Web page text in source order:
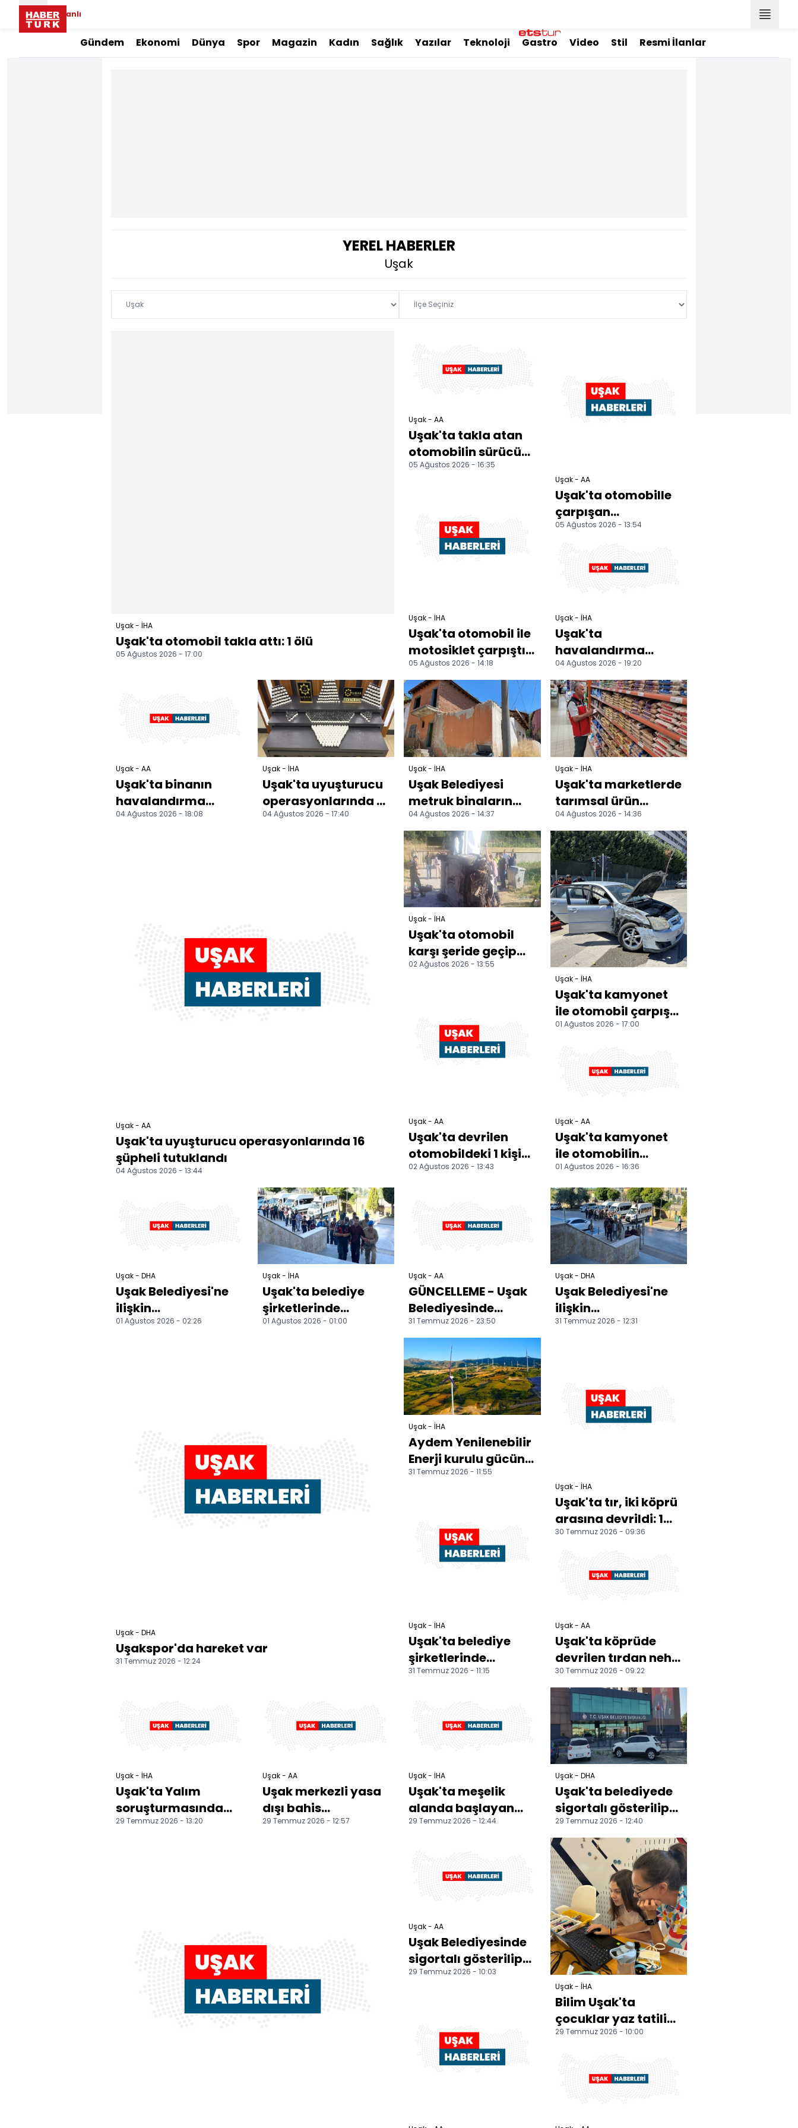
Canlı
Gündem Ekonomi Dünya Spor Magazin Kadın Sağlık Yazılar Teknoloji Gastro Video Stil Resmi İlanlar
YEREL HABERLER
Uşak
Uşak - İHA
Uşak'ta otomobil takla attı: 1 ölü
05 Ağustos 2026 - 17:00
Uşak - AA
Uşak'ta takla atan
otomobilin sürücüsü
öldü
05 Ağustos 2026 - 16:35
Uşak - İHA
Uşak'ta otomobil ile
motosiklet çarpıştı: 1
ölü
05 Ağustos 2026 - 14:18
Uşak - AA
Uşak'ta otomobille
çarpışan
motosikletin
05 Ağustos 2026 - 13:54
Uşak - İHA
Uşak'ta
havalandırma
boşluğuna düşen
çocuk ağır
yaralandı
04 Ağustos 2026 - 19:20
Uşak - AA
Uşak'ta binanın
havalandırma
boşluğuna düşen
04 Ağustos 2026 - 18:08
Uşak - İHA
Uşak'ta uyuşturucu
operasyonlarında 16
kişi tutuklandı
04 Ağustos 2026 - 17:40
Uşak - İHA
Uşak Belediyesi
metruk binaların
yıkımını sürdürüyor
04 Ağustos 2026 - 14:37
Uşak - İHA
Uşak'ta marketlerde
tarımsal ürün
fiyatları takip edildi
04 Ağustos 2026 - 14:36
Uşak - AA
Uşak'ta uyuşturucu operasyonlarında 16
şüpheli tutuklandı
04 Ağustos 2026 - 13:44
Uşak - İHA
Uşak'ta otomobil
karşı şeride geçip
devrildi: 1 ölü, 3
02 Ağustos 2026 - 13:55
Uşak - AA
Uşak'ta devrilen
otomobildeki 1 kişi
öldü, 3 kişi yaralandı
02 Ağustos 2026 - 13:43
Uşak - İHA
Uşak'ta kamyonet
ile otomobil çarpıştı:
4 yaralı
01 Ağustos 2026 - 17:00
Uşak - AA
Uşak'ta kamyonet
ile otomobilin
çarpışması sonucu
4 kişi yaralandı
01 Ağustos 2026 - 16:36
Uşak - DHA
Uşak Belediyesi'ne
ilişkin
soruşturmada 9
01 Ağustos 2026 - 02:26
Uşak - İHA
Uşak'ta belediye
şirketlerinde
sigortalı gösterilip
01 Ağustos 2026 - 01:00
Uşak - AA
GÜNCELLEME - Uşak
Belediyesinde
sigortalı gösterilip
Özkan Yalım'ın
işletme...
31 Temmuz 2026 - 23:50
Uşak - DHA
Uşak Belediyesi'ne
ilişkin
soruşturmada 15
31 Temmuz 2026 - 12:31
Uşak - DHA
Uşakspor'da hareket var
31 Temmuz 2026 - 12:24
Uşak - İHA
Aydem Yenilenebilir
Enerji kurulu gücünü
1.216 MW'a yükseltti
31 Temmuz 2026 - 11:55
Uşak - İHA
Uşak'ta belediye
şirketlerinde
sigortalı gösterilip
31 Temmuz 2026 - 11:15
Uşak - İHA
Uşak'ta tır, iki köprü
arasına devrildi: 1
ölü
30 Temmuz 2026 - 09:36
Uşak - AA
Uşak'ta köprüde
devrilen tırdan nehir
yatağına düşen
sürücü öldü
30 Temmuz 2026 - 09:22
Uşak - İHA
Uşak'ta Yalım
soruşturmasında
emniyet ve
29 Temmuz 2026 - 13:20
Uşak - AA
Uşak merkezli yasa
dışı bahis
operasyonunda
29 Temmuz 2026 - 12:57
Uşak - İHA
Uşak'ta meşelik
alanda başlayan
yangın ekiplerin
ardınd...
29 Temmuz 2026 - 12:44
Uşak - DHA
Uşak'ta belediyede
sigortalı gösterilip
Özkan Yalım'ın
işletmelerinde
çalış...
29 Temmuz 2026 - 12:40
Uşak - AA
Uşak Belediyesinde
sigortalı gösterilip
Özkan Yalım'ın
29 Temmuz 2026 - 10:03
Uşak - İHA
Bilim Uşak'ta
çocuklar yaz tatilini
bilim ve teknolojiyle
29 Temmuz 2026 - 10:00